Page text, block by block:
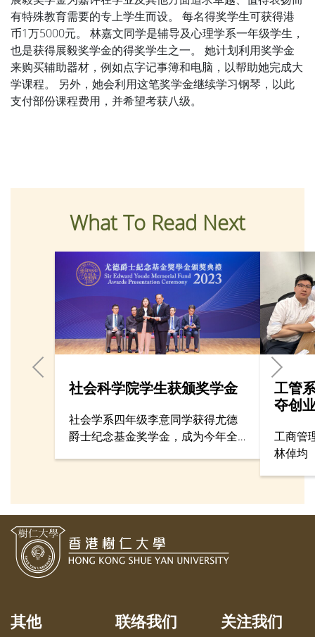
有特殊教育需要的专上学生而设。 每名得奖学生可获得港
币1万5000元。 林嘉文同学是辅导及心理学系一年级学生，
也是获得展毅奖学金的得奖学生之一。 她计划利用奖学金
来购买辅助器材，例如点字记事簿和电脑，以帮助她完成大
学课程。 另外，她会利用这笔奖学金继续学习钢琴，以此
支付部份课程费用，并希望考获八级。
What To Read Next
社会科学院学生获颁奖学金
社会学系四年级李意同学获得尤德
爵士纪念基金奖学金，成为今年全
行。
工管
夺创
工商管
林倬均
金。
其他 联络我们 关注我们